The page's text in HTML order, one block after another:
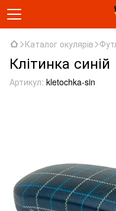
Каталог окулярів
Клітинка синій
Артикул: kletochka-sin